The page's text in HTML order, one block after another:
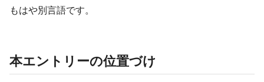
もはや別言語です。
本エントリーの位置づけ